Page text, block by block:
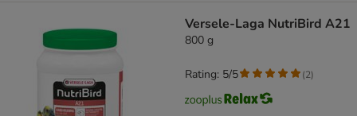
Versele-Laga NutriBird A21
800 g
Rating: 5/5 (2)